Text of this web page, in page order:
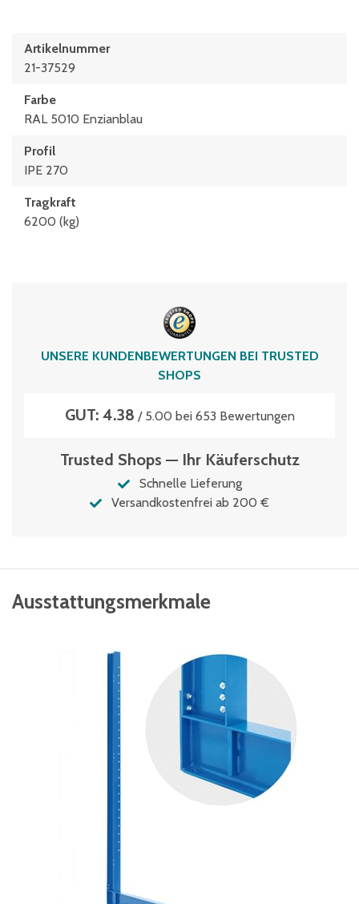
Artikelnummer
21-37529
Farbe
RAL 5010 Enzianblau
Profil
IPE 270
Tragkraft
6200 (kg)
UNSERE KUNDENBEWERTUNGEN BEI TRUSTED
SHOPS
GUT: 4.38 / 5.00 bei 653 Bewertungen
Trusted Shops — Ihr Käuferschutz
Schnelle Lieferung
Versandkostenfrei ab 200 €
Ausstattungsmerkmale